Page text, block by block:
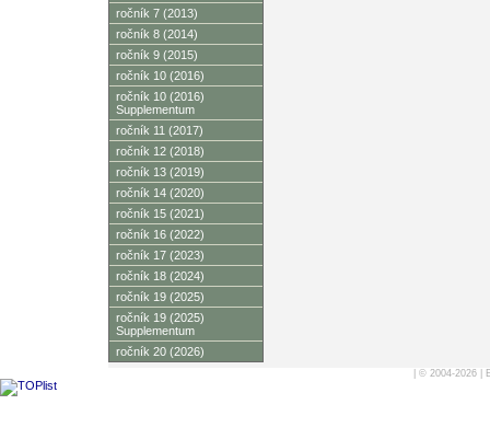
ročník 7 (2013)
ročník 8 (2014)
ročník 9 (2015)
ročník 10 (2016)
ročník 10 (2016)
Supplementum
ročník 11 (2017)
ročník 12 (2018)
ročník 13 (2019)
ročník 14 (2020)
ročník 15 (2021)
ročník 16 (2022)
ročník 17 (2023)
ročník 18 (2024)
ročník 19 (2025)
ročník 19 (2025)
Supplementum
ročník 20 (2026)
| © 2004-2026 |